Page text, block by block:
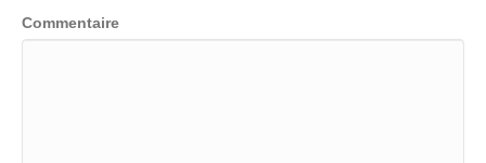
Commentaire